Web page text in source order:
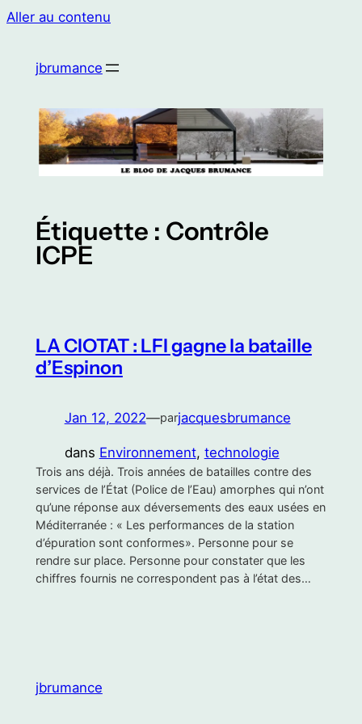
Aller au contenu
jbrumance
Étiquette : Contrôle
ICPE
LA CIOTAT : LFI gagne la bataille
d’Espinon
Jan 12, 2022—parjacquesbrumance
dans Environnement, technologie
Trois ans déjà. Trois années de batailles contre des
services de l’État (Police de l’Eau) amorphes qui n’ont
qu’une réponse aux déversements des eaux usées en
Méditerranée : « Les performances de la station
d’épuration sont conformes». Personne pour se
rendre sur place. Personne pour constater que les
chiffres fournis ne correspondent pas à l’état des…
jbrumance